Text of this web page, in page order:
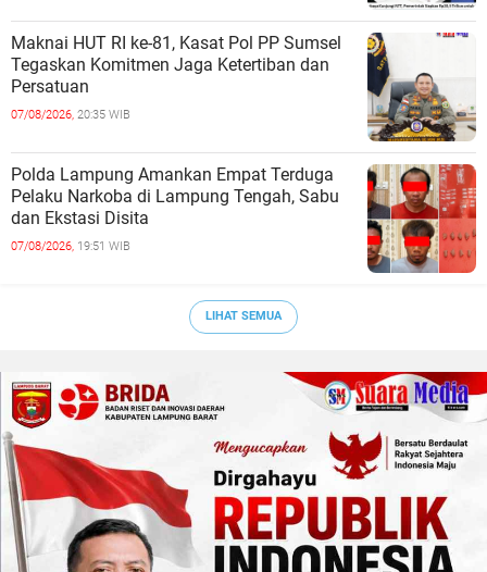
Maknai HUT RI ke-81, Kasat Pol PP Sumsel
Tegaskan Komitmen Jaga Ketertiban dan
Persatuan
07/08/2026, 20:35 WIB
Polda Lampung Amankan Empat Terduga
Pelaku Narkoba di Lampung Tengah, Sabu
dan Ekstasi Disita
07/08/2026, 19:51 WIB
LIHAT SEMUA